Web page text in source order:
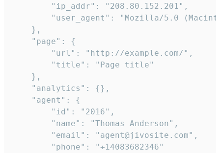
        "ip_addr": "208.80.152.201",
"user_agent": "Mozilla/5.0
    },
    "page": {
        "url": "http://example.com/",
        "title": "Page title"
    },
    "analytics": {},
    "agent": {
        "id": "2016",
        "name": "Thomas Anderson",
        "email": "agent@jivosite.com",
        "phone": "+14083682346"